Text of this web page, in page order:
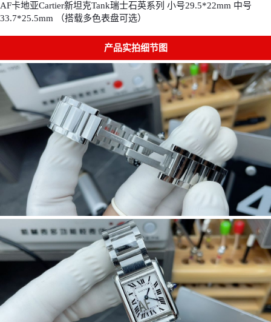
AF卡地亚Cartier新坦克Tank瑞士石英系列 小号29.5*22mm 中号
33.7*25.5mm （搭载多色表盘可选）
产品实拍细节图